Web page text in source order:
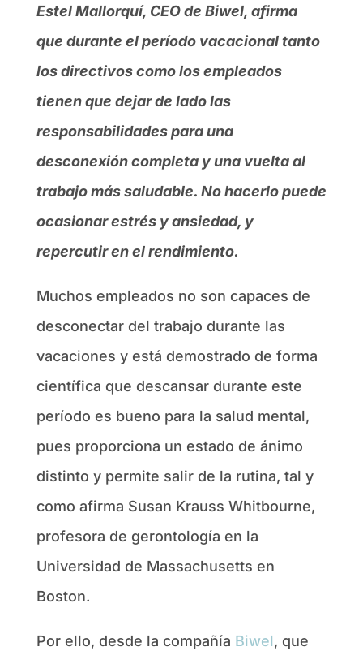
Estel Mallorquí, CEO de Biwel, afirma
que durante el período vacacional tanto
los directivos como los empleados
tienen que dejar de lado las
responsabilidades para una
desconexión completa y una vuelta al
trabajo más saludable. No hacerlo puede
ocasionar estrés y ansiedad, y
repercutir en el rendimiento.
Muchos empleados no son capaces de
desconectar del trabajo durante las
vacaciones y está demostrado de forma
científica que descansar durante este
período es bueno para la salud mental,
pues proporciona un estado de ánimo
distinto y permite salir de la rutina, tal y
como afirma Susan Krauss Whitbourne,
profesora de gerontología en la
Universidad de Massachusetts en
Boston.
Por ello, desde la compañía Biwel, que